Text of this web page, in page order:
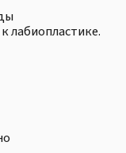
лабиопластике.
До и После,
До и После